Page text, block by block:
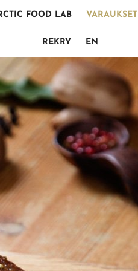
FOOD LAB VARAUKSET
REKRY EN